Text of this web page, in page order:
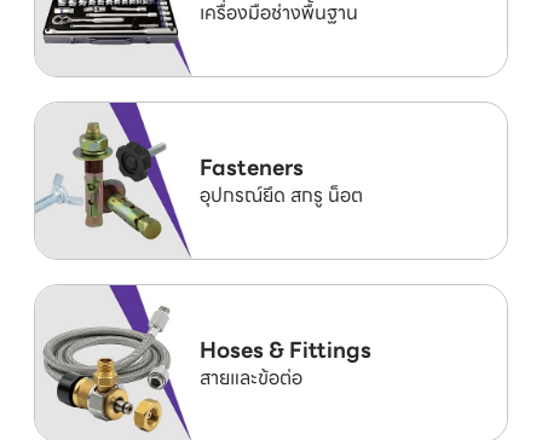
เครื่องมือช่างพื้นฐาน
Fasteners
อุปกรณ์ยึด สกรู น็อต
Hoses & Fittings
สายและข้อต่อ